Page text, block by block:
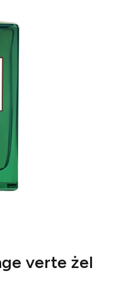
verte żel